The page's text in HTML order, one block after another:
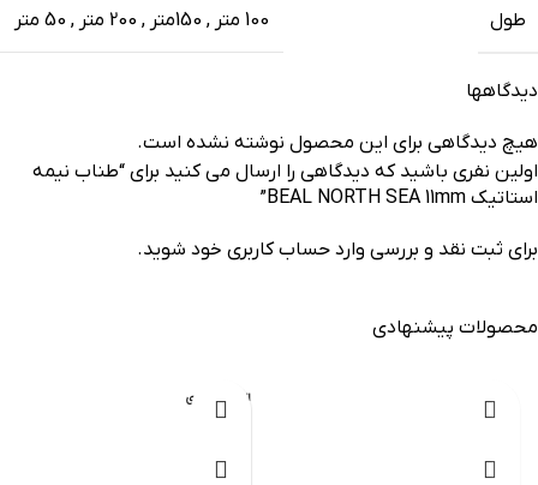
طول 100 متر , 150متر , 200 متر , 50 متر
دیدگاهها
هیچ دیدگاهی برای این محصول نوشته نشده است.
اولین نفری باشید که دیدگاهی را ارسال می کنید برای “طناب نیمه
استاتیک BEAL NORTH SEA 11mm”
برای ثبت نقد و بررسی وارد حساب کاربری خود شوید.
محصولات پیشنهادی
اتمام موجودی